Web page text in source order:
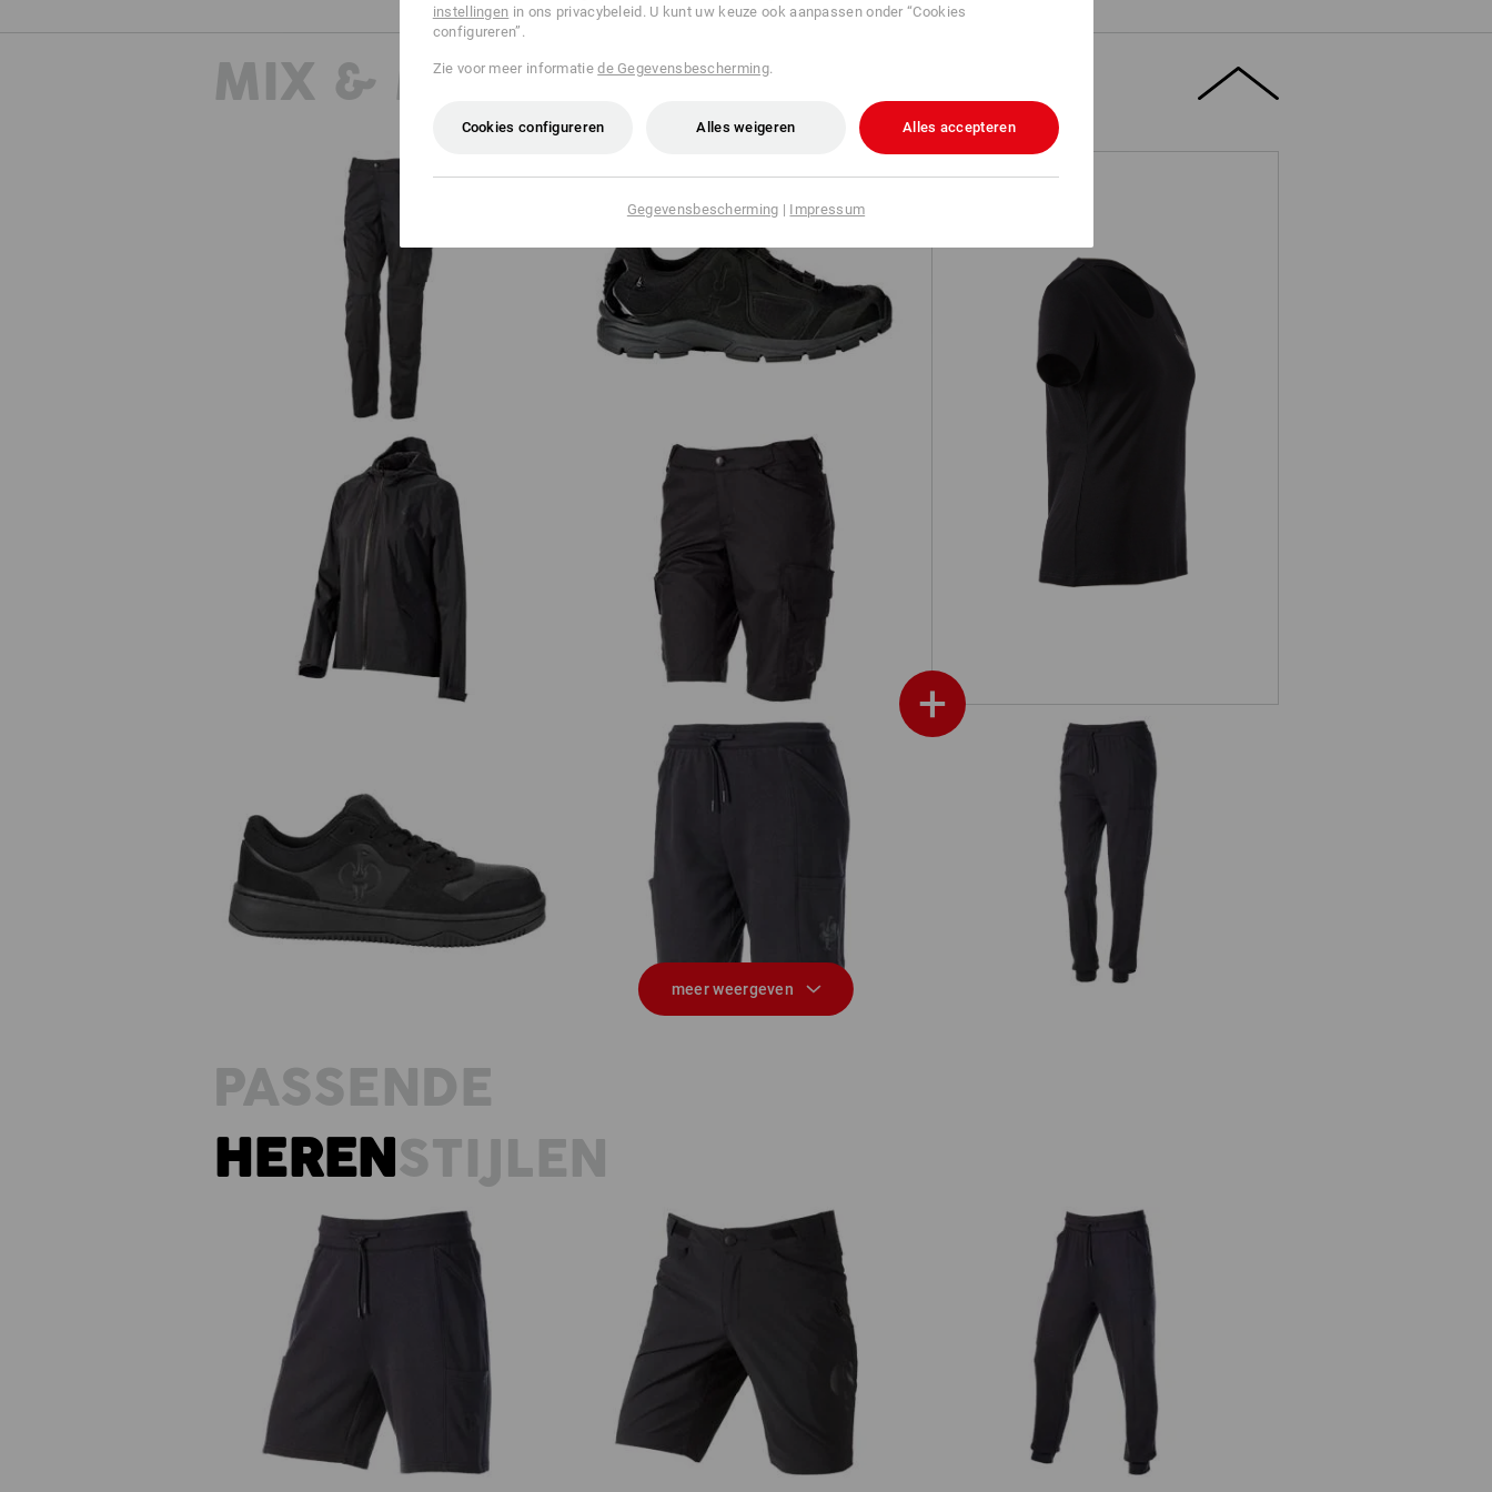
MIX & MATCH
T-Shirt Merino e.s.trail, dames
+
Werkbroek e.s.trail, dames O2 Werkschoenen e.s. Minkar II
Windbreaker light-pack e.s.trail,
dames
Short e.s.trail, dames
S1 Halfhoge veiligheidsschoen e.s.
Eindhoven low
Sweat short light e.s.trail, dames Sweat pants light e.s.trail, dames
meer weergeven
PASSENDE
HERENSTIJLEN
Functioneel short e.s.trail Sweat pants light e.s.trail
instellingen in ons privacybeleid. U kunt uw keuze ook aanpassen onder “Cookies
configureren”.
Zie voor meer informatiede Gegevensbescherming.
Cookies configureren Alles weigeren Alles accepteren
Gegevensbescherming | Impressum